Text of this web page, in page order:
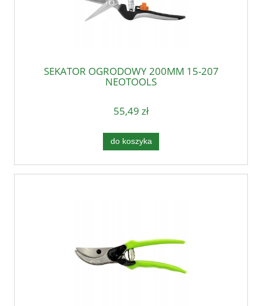
SEKATOR OGRODOWY 200MM 15-207
NEOTOOLS
55,49 zł
do koszyka